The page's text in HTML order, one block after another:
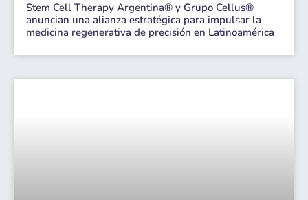
Stem Cell Therapy Argentina® y Grupo Cellus®
anuncian una alianza estratégica para impulsar la
medicina regenerativa de precisión en Latinoamérica